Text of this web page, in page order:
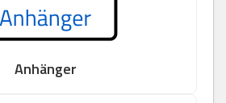
Anhänger